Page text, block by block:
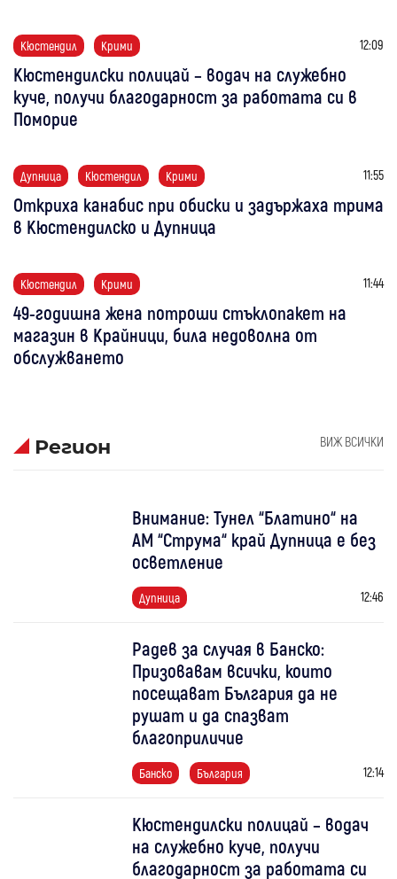
Кюстендил Крими 12:09
Кюстендилски полицай – водач на служебно
куче, получи благодарност за работата си в
Поморие
Дупница Кюстендил Крими 11:55
Откриха канабис при обиски и задържаха трима
в Кюстендилско и Дупница
Кюстендил Крими 11:44
49-годишна жена потроши стъклопакет на
магазин в Крайници, била недоволна от
обслужването
Регион ВИЖ ВСИЧКИ
Внимание: Тунел “Блатино“ на
АМ “Струма“ край Дупница е без
осветление
Дупница 12:46
Радев за случая в Банско:
Призовавам всички, които
посещават България да не
рушат и да спазват
благоприличие
Банско България 12:14
Кюстендилски полицай – водач
на служебно куче, получи
благодарност за работата си